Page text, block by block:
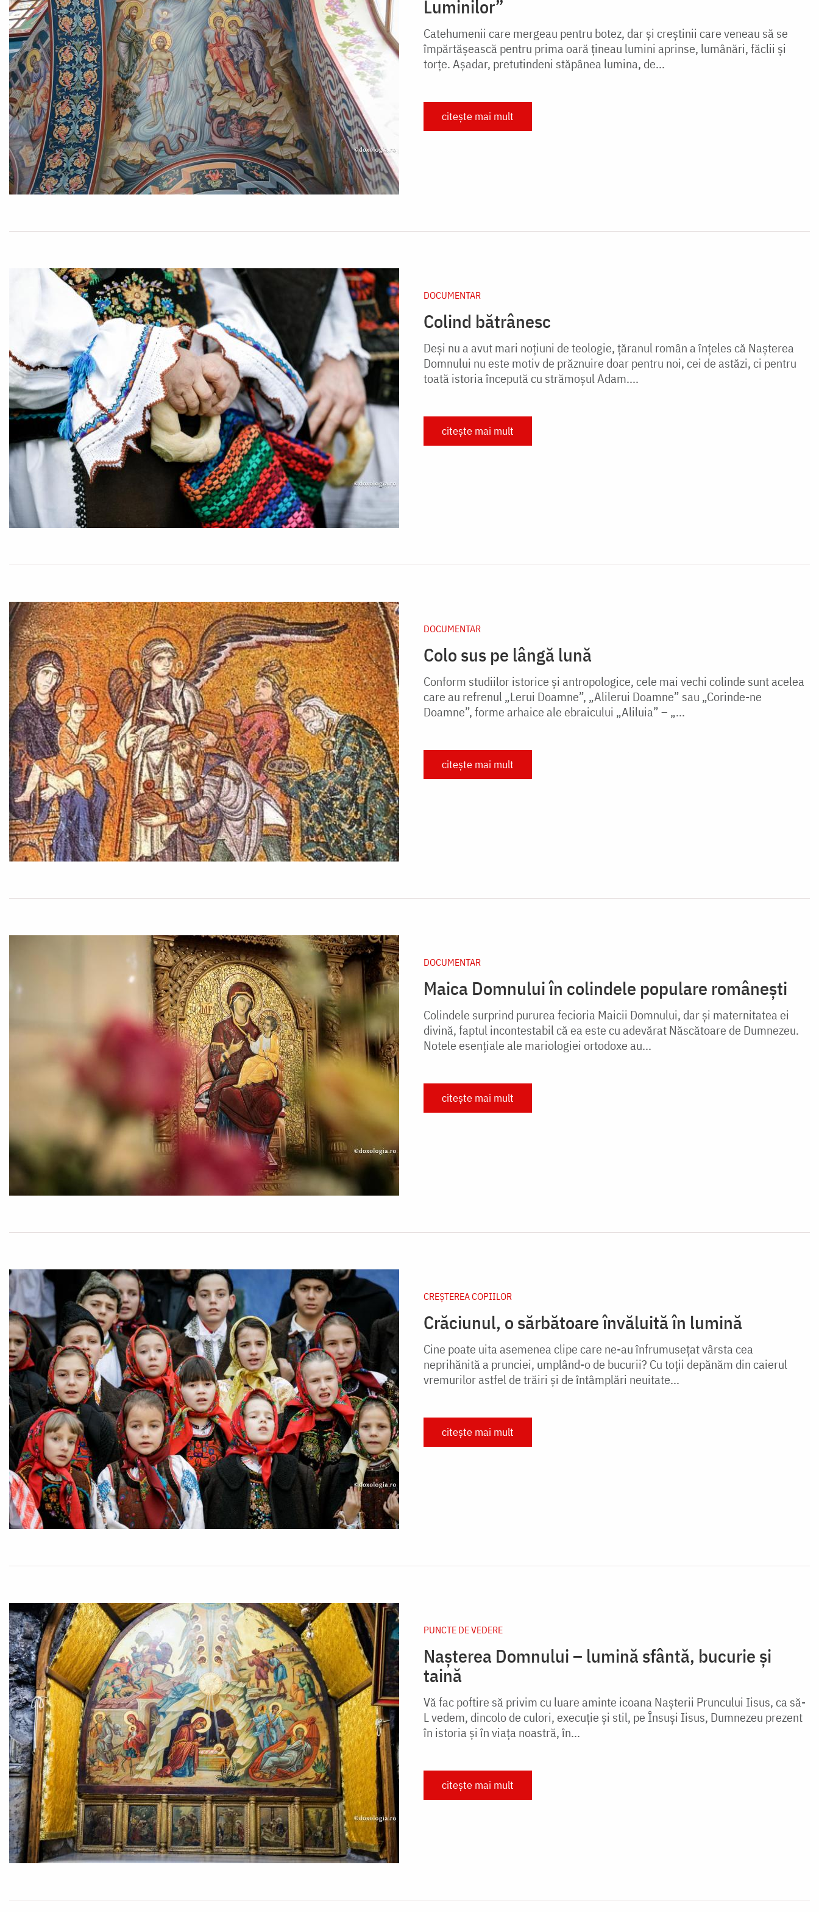
Luminilor”
Catehumenii care mergeau pentru botez, dar și creștinii care veneau să se
împărtășească pentru prima oară țineau lumini aprinse, lumânări, făclii și
torțe. Așadar, pretutindeni stăpânea lumina, de...
citește mai mult
DOCUMENTAR
Colind bătrânesc
Deși nu a avut mari noțiuni de teologie, țăranul român a înțeles că Nașterea
Domnului nu este motiv de prăznuire doar pentru noi, cei de astăzi, ci pentru
toată istoria începută cu strămoșul Adam....
citește mai mult
DOCUMENTAR
Colo sus pe lângă lună
Conform studiilor istorice și antropologice, cele mai vechi colinde sunt acelea
care au refrenul „Lerui Doamne”, „Alilerui Doamne” sau „Corinde-ne
Doamne”, forme arhaice ale ebraicului „Aliluia” – „...
citește mai mult
DOCUMENTAR
Maica Domnului în colindele populare românești
Colindele surprind pururea fecioria Maicii Domnu­lui, dar şi maternitatea ei
divină, faptul incontestabil că ea este cu adevărat Născătoare de Dumnezeu.
No­tele esenţiale ale mariologiei ortodoxe au...
citește mai mult
CREŞTEREA COPIILOR
Crăciunul, o sărbătoare învăluită în lumină
Cine poate uita asemenea clipe care ne-au înfrumuseţat vârsta cea
neprihănită a prunciei, umplând-o de bucurii? Cu toții depănăm din caierul
vremurilor astfel de trăiri și de întâmplări neuitate...
citește mai mult
PUNCTE DE VEDERE
Nașterea Domnului – lumină sfântă, bucurie și
taină
Vă fac poftire să privim cu luare aminte icoana Nașterii Pruncului Iisus, ca să-
L vedem, dincolo de culori, execuție și stil, pe Însuşi Iisus, Dumnezeu prezent
în istoria şi în viaţa noastră, în...
citește mai mult